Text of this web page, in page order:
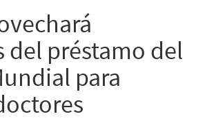
del préstamo del
para